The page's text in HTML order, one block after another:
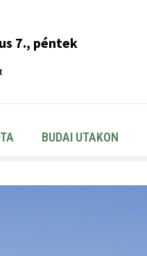
7., péntek
BUDAI UTAKON